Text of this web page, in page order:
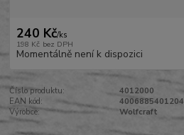
240 Kč/ks
198 Kč bez DPH
Momentálně není k dispozici
Číslo produktu:
4012000
EAN kód:
4006885401204
Výrobce:
Wolfcraft